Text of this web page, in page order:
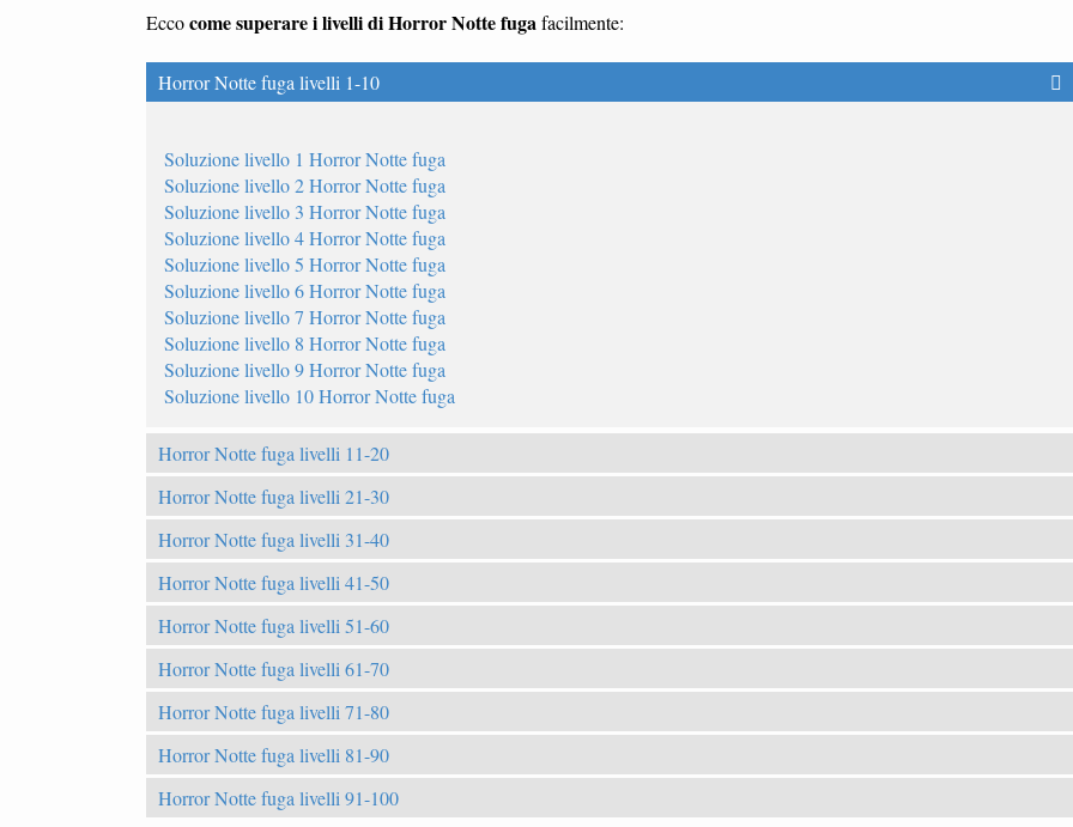
Eccocome superare i livelli di Horror Notte fugafacilmente:
Horror Notte fuga livelli 1-10
Soluzione livello 1 Horror Notte fuga
Soluzione livello 2 Horror Notte fuga
Soluzione livello 3 Horror Notte fuga
Soluzione livello 4 Horror Notte fuga
Soluzione livello 5 Horror Notte fuga
Soluzione livello 6 Horror Notte fuga
Soluzione livello 7 Horror Notte fuga
Soluzione livello 8 Horror Notte fuga
Soluzione livello 9 Horror Notte fuga
Soluzione livello 10 Horror Notte fuga
Horror Notte fuga livelli 11-20
Horror Notte fuga livelli 21-30
Horror Notte fuga livelli 31-40
Horror Notte fuga livelli 41-50
Horror Notte fuga livelli 51-60
Horror Notte fuga livelli 61-70
Horror Notte fuga livelli 71-80
Horror Notte fuga livelli 81-90
Horror Notte fuga livelli 91-100